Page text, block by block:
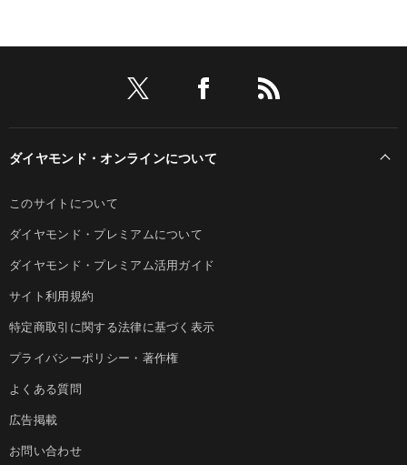
ダイヤモンド・オンラインについて
このサイトについて
ダイヤモンド・プレミアムについて
ダイヤモンド・プレミアム活用ガイド
サイト利用規約
特定商取引に関する法律に基づく表示
プライバシーポリシー・著作権
よくある質問
広告掲載
お問い合わせ